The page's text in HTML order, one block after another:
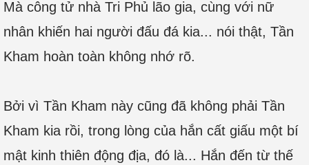
Mà công tử nhà Tri Phủ lão gia, cùng với nữ
nhân khiến hai người đấu đá kia... nói thật, Tần
Kham hoàn toàn không nhớ rõ.
Bởi vì Tần Kham này cũng đã không phải Tần
Kham kia rồi, trong lòng của hắn cất giấu một bí
mật kinh thiên động địa, đó là... Hắn đến từ thế